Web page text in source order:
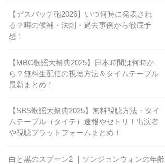
【デスパッチ砲2026】いつ何時に発表され
る？噂の候補・法則・過去事例から徹底予
想！
【MBC歌謡大祭典2025】日本時間は何時か
ら？無料生配信の視聴方法＆タイムテーブル
最新まとめ！
【SBS歌謡大祭典2025】無料視聴方法・タイ
ムテーブル（タイテ）速報やセトリ！出演者
や視聴プラットフォームまとめ！
白と黒のスプーン2 ｜ソンジョンウォンの年齢